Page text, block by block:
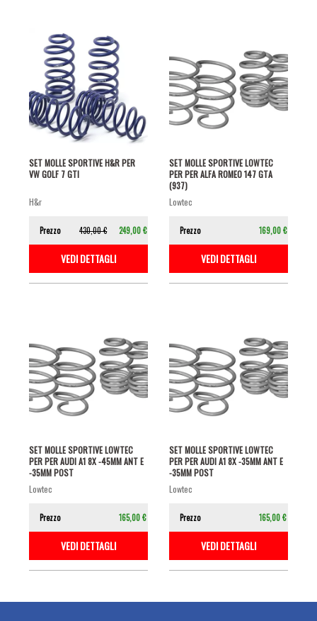
SET MOLLE SPORTIVE H&R PER
VW GOLF 7 GTI
h&r
Prezzo 430,00 € 249,00 €
VEDI DETTAGLI
SET MOLLE SPORTIVE LOWTEC
PER PER ALFA ROMEO 147 GTA
(937)
lowtec
Prezzo 169,00 €
VEDI DETTAGLI
SET MOLLE SPORTIVE LOWTEC
PER PER AUDI A1 8X -45MM ANT E
-35MM POST
lowtec
Prezzo 165,00 €
VEDI DETTAGLI
SET MOLLE SPORTIVE LOWTEC
PER PER AUDI A1 8X -35MM ANT E
-35MM POST
lowtec
Prezzo 165,00 €
VEDI DETTAGLI